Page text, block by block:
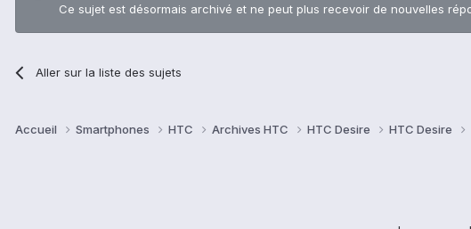
Ce sujet est désormais archivé et ne peut plus recevoir de nouvelles
Aller sur la liste des sujets
Accueil Smartphones HTC Archives HTC HTC Desire HTC Desire